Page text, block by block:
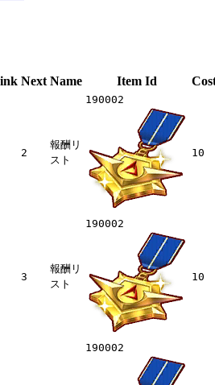
Next Name Item Id
2
報酬リ
スト
190002
10
3
報酬リ
スト
190002
10
190002